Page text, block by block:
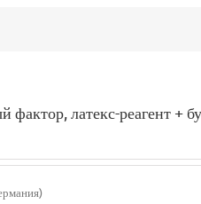
фактор, латекс-реагент +